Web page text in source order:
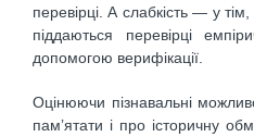
перевірці. А слабкість — у
піддаються перевірці
допомогою верифікації.
Оцінюючи пізнавальні
пам’ятати і про історичну